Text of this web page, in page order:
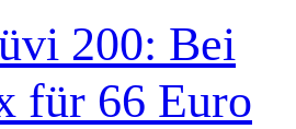
200: Bei
für 66 Euro